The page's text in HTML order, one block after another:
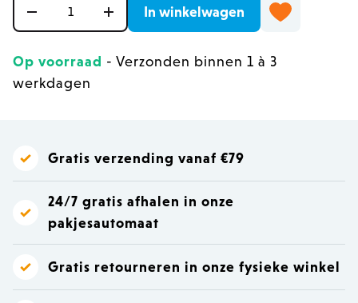
In winkelwagen
Op voorraad - Verzonden binnen 1 à 3
werkdagen
Gratis verzending vanaf €79
24/7 gratis afhalen in onze
pakjesautomaat
Gratis retourneren in onze fysieke winkel